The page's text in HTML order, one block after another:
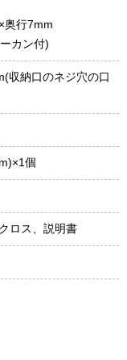
奥行7mm
カン付)
収納口のネジ穴の口
個
ロス、説明書